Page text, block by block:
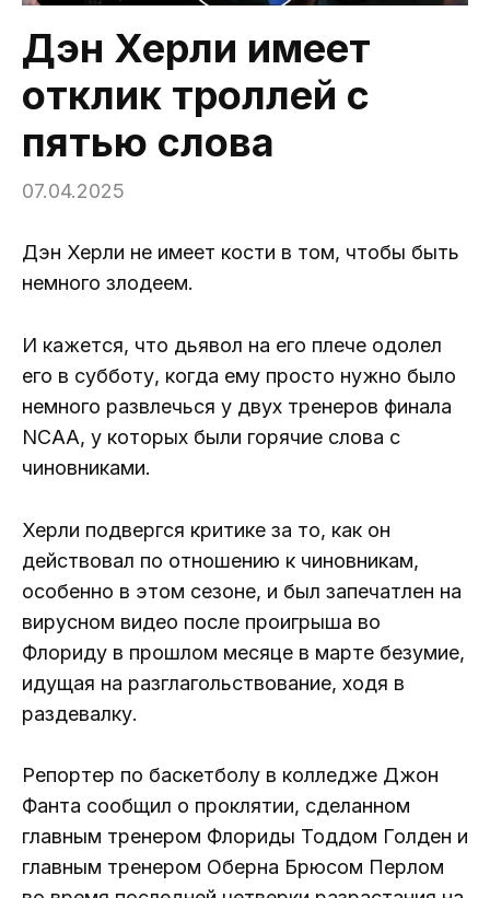
Дэн Херли имеет
отклик троллей с
пятью слова
07.04.2025
Дэн Херли не имеет кости в том, чтобы быть
немного злодеем.
И кажется, что дьявол на его плече одолел
его в субботу, когда ему просто нужно было
немного развлечься у двух тренеров финала
NCAA, у которых были горячие слова с
чиновниками.
Херли подвергся критике за то, как он
действовал по отношению к чиновникам,
особенно в этом сезоне, и был запечатлен на
вирусном видео после проигрыша во
Флориду в прошлом месяце в марте безумие,
идущая на разглагольствование, ходя в
раздевалку.
Репортер по баскетболу в колледже Джон
Фанта сообщил о проклятии, сделанном
главным тренером Флориды Тоддом Голден и
главным тренером Оберна Брюсом Перлом